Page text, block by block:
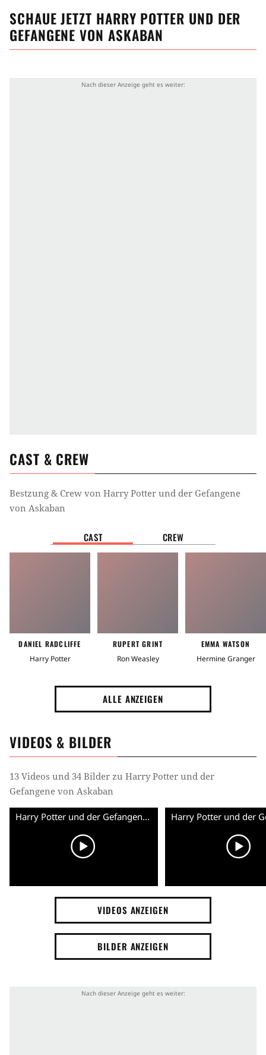
SCHAUE JETZT HARRY POTTER UND DER
GEFANGENE VON ASKABAN
CAST & CREW
Bestzung & Crew von Harry Potter und der Gefangene
von Askaban
CAST CREW
DANIEL RADCLIFFE
Harry Potter
RUPERT GRINT
Ron Weasley
EMMA WATSON
Hermine Granger
ALLE ANZEIGEN
VIDEOS & BILDER
13 Videos und 34 Bilder zu Harry Potter und der
Gefangene von Askaban
Harry Potter und der Gefangene von Askaban - Trailer (Englisch)
VIDEOS ANZEIGEN
BILDER ANZEIGEN